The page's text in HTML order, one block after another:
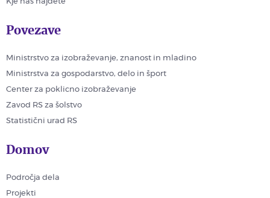
Povezave
Ministrstvo za izobraževanje, znanost in mladino
Ministrstva za gospodarstvo, delo in šport
Center za poklicno izobraževanje
Zavod RS za šolstvo
Statistični urad RS
Domov
Področja dela
Projekti